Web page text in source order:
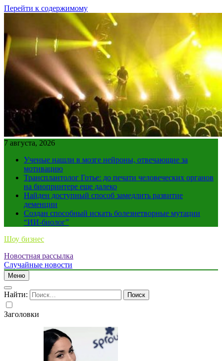
Перейти к содержимому
7 августа, 2026
Ученые нашли в мозге нейроны, отвечающие за
мотивацию
Трансплантолог Готье: до печати человеческих органов
на биопринтере еще далеко
Найден доступный способ замедлить развитие
деменции
Создан способный искать болезнетворные мутации
“ИИ-биолог”
Шоу бизнес
Новостная рассылка
Случайные новости
Меню
Найти:
Заголовки